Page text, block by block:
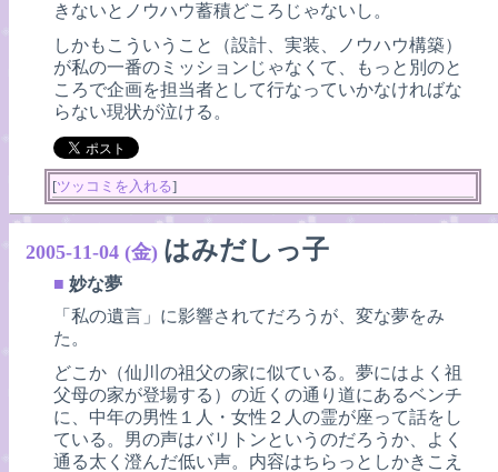
きないとノウハウ蓄積どころじゃないし。
しかもこういうこと（設計、実装、ノウハウ構築）
が私の一番のミッションじゃなくて、もっと別のと
ころで企画を担当者として行なっていかなければな
らない現状が泣ける。
[ツッコミを入れる]
2005-11-04 (金) はみだしっ子
■ 妙な夢
「私の遺言」に影響されてだろうが、変な夢をみ
た。
どこか（仙川の祖父の家に似ている。夢にはよく祖
父母の家が登場する）の近くの通り道にあるベンチ
に、中年の男性１人・女性２人の霊が座って話をし
ている。男の声はバリトンというのだろうか、よく
通る太く澄んだ低い声。内容はちらっとしかきこえ